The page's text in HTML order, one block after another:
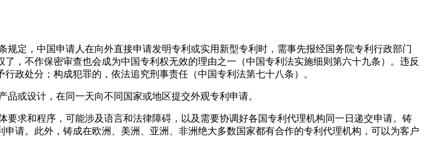
定，中国申请人在向外直接申请发明专利或实用新型专利时，需事先报经国务院专利行政部门
，不作保密审查也会成为中国专利权无效的理由之一（中国专利法实施细则第六十九条）。违反
政处分；构成犯罪的，依法追究刑事责任（中国专利法第七十八条）。
或设计，在同一天向不同国家或地区提交外观专利申请。
要求和程序，可能涉及语言和法律障碍，以及需要协调好各国专利代理机构同一日递交申请。铸
请。此外，铸成在欧洲、美洲、亚洲、非洲绝大多数国家都有合作的专利代理机构，可以为客户